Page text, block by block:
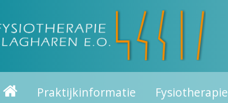
Praktijkinformatie Fysiotherapie